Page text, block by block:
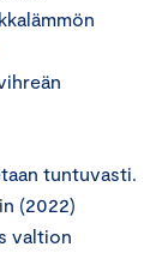
tuntuvasti.
(2022)
valtion